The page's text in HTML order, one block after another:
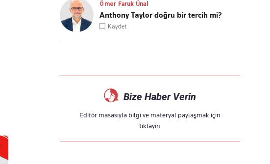
Ömer Faruk Ünal
Anthony Taylor doğru bir tercih mi?
Kaydet
Bize Haber Verin
Editör masasıyla bilgi ve materyal paylaşmak için
tıklayın